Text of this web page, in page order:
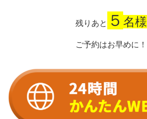
残りあと ５ 名様
ご予約はお早めに！